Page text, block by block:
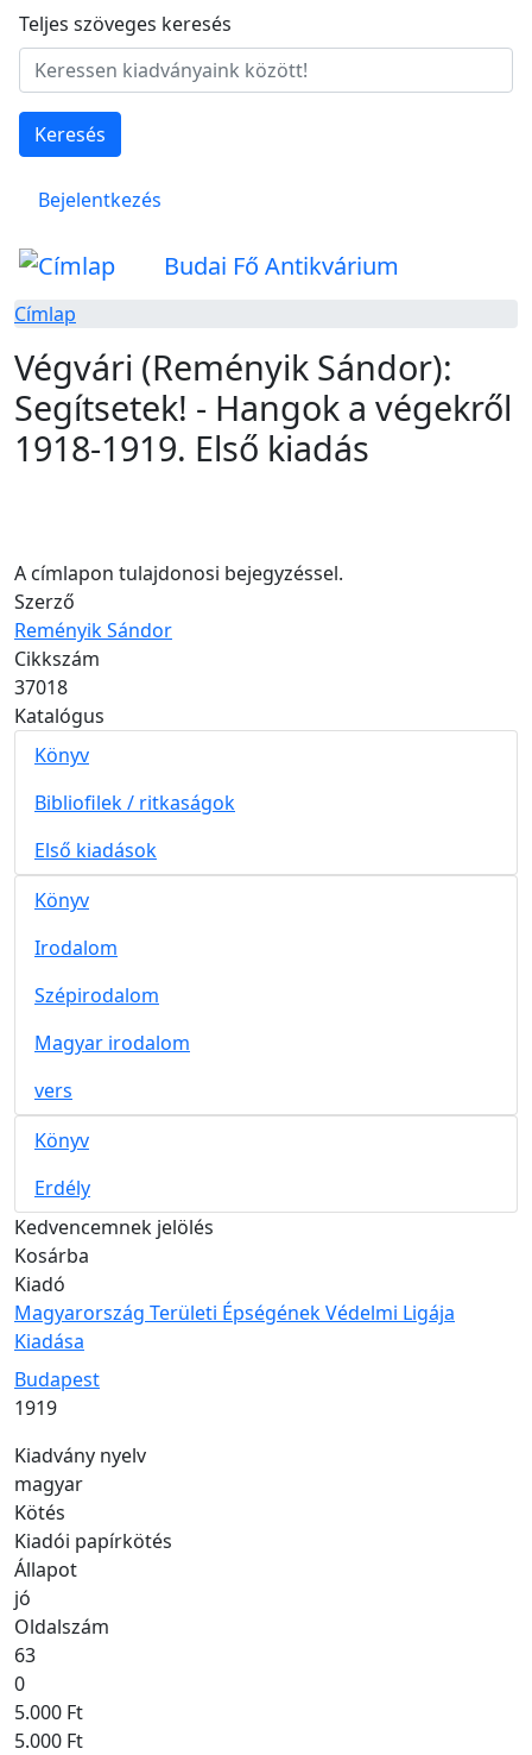
Ugrás a tartalomra
Teljes szöveges keresés
Keresés
Felhasználói fiók menüje
Bejelentkezés
Budai Fő Antikvárium
Címlap
Végvári (Reményik Sándor):
Segítsetek! - Hangok a végekről
1918-1919. Első kiadás
Hozzáfűzések
A címlapon tulajdonosi bejegyzéssel.
Szerző
Reményik Sándor
Cikkszám
37018
Katalógus
Könyv
Bibliofilek / ritkaságok
Első kiadások
Könyv
Irodalom
Szépirodalom
Magyar irodalom
vers
Könyv
Erdély
Kedvencemnek jelölés
Kosárba
Kiadó
Magyarország Területi Épségének Védelmi Ligája
Kiadása
Kiadás helye
Budapest
Kiadás éve
1919
Kiadvány nyelv
magyar
Kötés
Kiadói papírkötés
Állapot
jó
Oldalszám
63
0
5.000 Ft
5.000 Ft